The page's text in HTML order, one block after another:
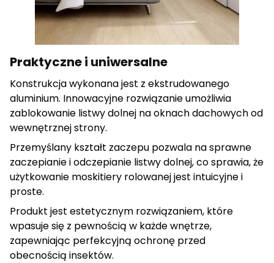
cenne dla wydawców i reklamodawców strony trzeciej.
Nieklasyfikowane
Nieklasyfikowane pliki cookie, to pliki, które są w procesie
klasyfikowania, wraz z dostawcami poszczególnych
ciasteczek.
Odrzuć wszystkie
Zapisz moje preferencje
Akceptuj wszystkie
Praktyczne i uniwersalne
Konstrukcja wykonana jest z ekstrudowanego
aluminium. Innowacyjne rozwiązanie umożliwia
zablokowanie listwy dolnej na oknach dachowych od
wewnętrznej strony.
Przemyślany kształt zaczepu pozwala na sprawne
zaczepianie i odczepianie listwy dolnej, co sprawia, że
użytkowanie moskitiery rolowanej jest intuicyjne i
proste.
Produkt jest estetycznym rozwiązaniem, które
wpasuje się z pewnością w każde wnętrze,
zapewniając perfekcyjną ochronę przed
obecnością insektów.